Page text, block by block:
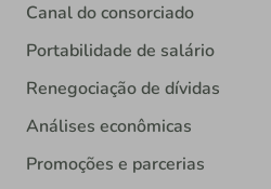
Canal do consorciado
Portabilidade de salário
Renegociação de dívidas
Análises econômicas
Promoções e parcerias